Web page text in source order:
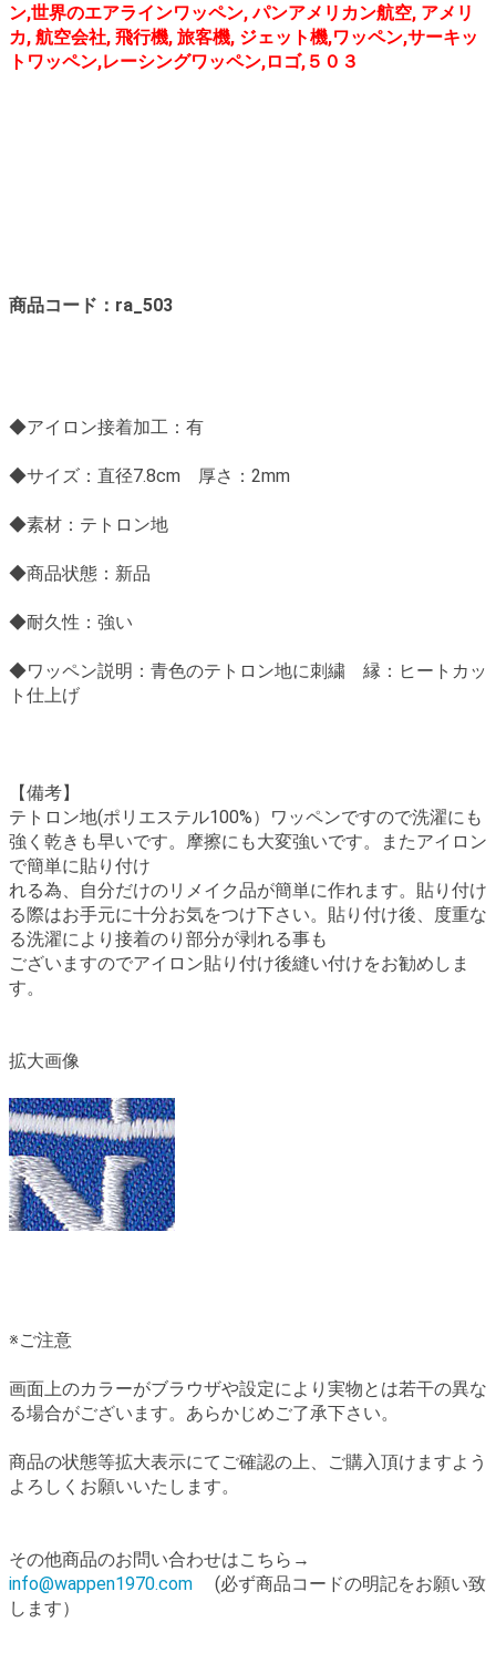
ン,世界のエアラインワッペン, パンアメリカン航空, アメリ
カ, 航空会社, 飛行機, 旅客機, ジェット機,ワッペン,サーキッ
トワッペン,レーシングワッペン,ロゴ,５０３
商品コード：ra_503
◆アイロン接着加工：有
◆サイズ：直径7.8cm 厚さ：2mm
◆素材：テトロン地
◆商品状態：新品
◆耐久性：強い
◆ワッペン説明：青色のテトロン地に刺繍 縁：ヒートカッ
ト仕上げ
【備考】
テトロン地(ポリエステル100%）ワッペンですので洗濯にも
強く乾きも早いです。摩擦にも大変強いです。またアイロン
で簡単に貼り付け
れる為、自分だけのリメイク品が簡単に作れます。貼り付け
る際はお手元に十分お気をつけ下さい。貼り付け後、度重な
る洗濯により接着のり部分が剥れる事も
ございますのでアイロン貼り付け後縫い付けをお勧めしま
す。
拡大画像
※ご注意
画面上のカラーがブラウザや設定により実物とは若干の異な
る場合がございます。あらかじめご了承下さい。
商品の状態等拡大表示にてご確認の上、ご購入頂けますよう
よろしくお願いいたします。
その他商品のお問い合わせはこちら→
info@wappen1970.com (必ず商品コードの明記をお願い致
します）